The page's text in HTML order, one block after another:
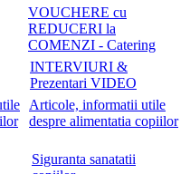
VOUCHERE cu
REDUCERI la
COMENZI - Catering
INTERVIURI &
Prezentari VIDEO
Articole, informatii utile
despre alimentatia copiilor
Siguranta sanatatii